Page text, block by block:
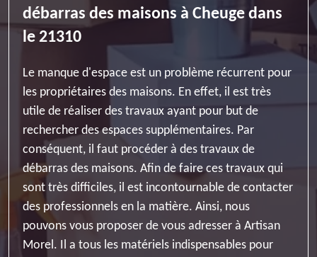
débarras des maisons à Cheuge dans
le 21310
Le manque d'espace est un problème récurrent pour
les propriétaires des maisons. En effet, il est très
utile de réaliser des travaux ayant pour but de
rechercher des espaces supplémentaires. Par
conséquent, il faut procéder à des travaux de
débarras des maisons. Afin de faire ces travaux qui
sont très difficiles, il est incontournable de contacter
des professionnels en la matière. Ainsi, nous
pouvons vous proposer de vous adresser à Artisan
Morel. Il a tous les matériels indispensables pour